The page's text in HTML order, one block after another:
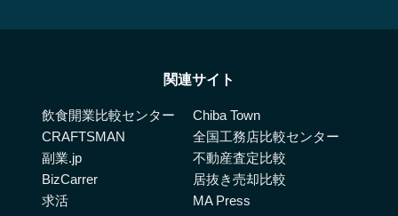
関連サイト
飲食開業比較センター
CRAFTSMAN
副業.jp
BizCarrer
求活
Chiba Town
全国工務店比較センター
不動産査定比較
居抜き売却比較
MA Press